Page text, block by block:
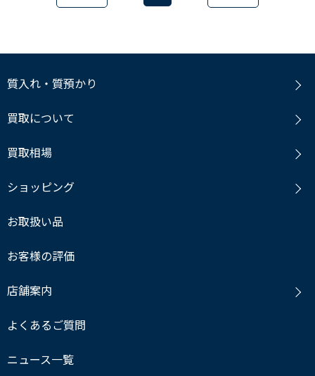
質入れ・質預かり
買取について
買取相場
ショッピング
お取扱い品
お客様の評価
店舗案内
よくあるご質問
ニュース一覧